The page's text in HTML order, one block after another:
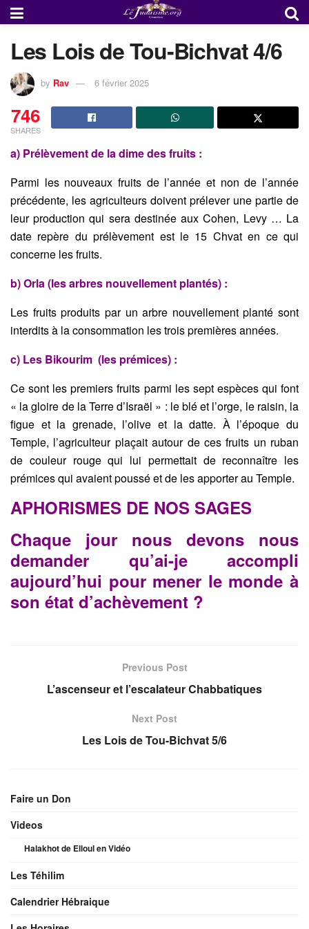
Les Lois de Tou-Bichvat 4/6
by Rav 6 février 2025
746
SHARES
a) Prélèvement de la dime des fruits :
Parmi les nouveaux fruits de l’année et non de l’année
précédente, les agriculteurs doivent prélever une partie de
leur production qui sera destinée aux Cohen, Levy … La
date repère du prélèvement est le 15 Chvat en ce qui
concerne les fruits.
b) Orla (les arbres nouvellement plantés) :
Les fruits produits par un arbre nouvellement planté sont
interdits à laconsommation les trois premières années.
c) Les Bikourim (les prémices) :
Ce sont les premiers fruits parmi les sept espèces qui font
« la gloire de la Terre d’Israël » : le blé et l’orge, le raisin, la
figue et la grenade, l’olive et la datte. À l’époque du
Temple, l’agriculteur plaçait autour de ces fruits un ruban
de couleur rouge qui lui permettait de reconnaître les
prémices qui avaient poussé et de les apporter au Temple.
APHORISMES DE NOS SAGES
Chaque jour nous devons nous
demander qu’ai-je accompli
aujourd’hui pour mener le monde à
son état d’achèvement ?
Previous Post
L’ascenseur et l’escalateur Chabbatiques
Next Post
Les Lois de Tou-Bichvat 5/6
Faire un Don
Videos
Halakhot de Elloul en Vidéo
Les Téhilim
Calendrier Hébraique